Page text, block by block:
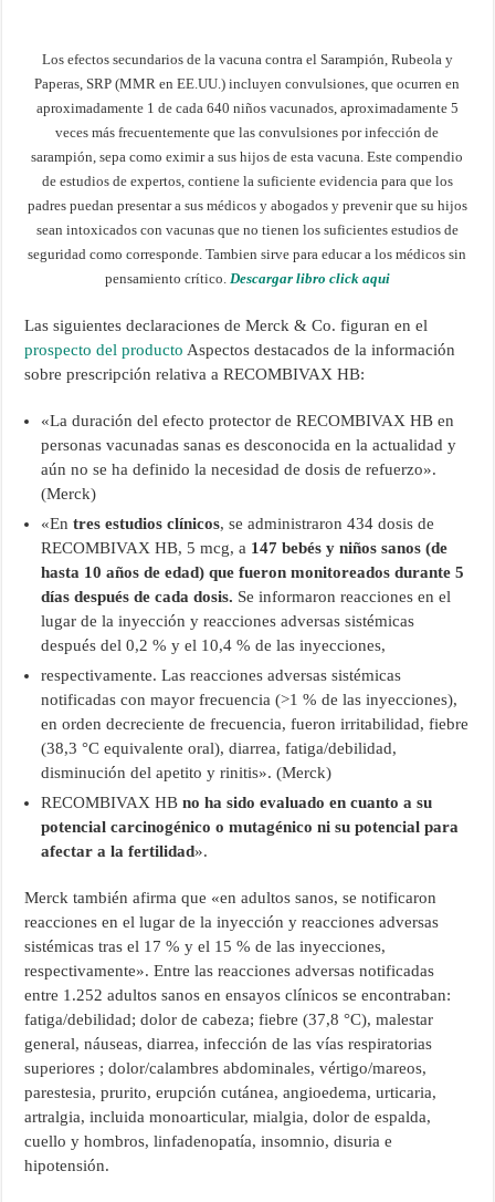
Los efectos secundarios de la vacuna contra el Sarampión, Rubeola y
Paperas, SRP (MMR en EE.UU.) incluyen convulsiones, que ocurren en
aproximadamente 1 de cada 640 niños vacunados, aproximadamente 5
veces más frecuentemente que las convulsiones por infección de
sarampión, sepa como eximir a sus hijos de esta vacuna. Este compendio
de estudios de expertos, contiene la suficiente evidencia para que los
padres puedan presentar a sus médicos y abogados y prevenir que su hijos
sean intoxicados con vacunas que no tienen los suficientes estudios de
seguridad como corresponde. Tambien sirve para educar a los médicos sin
pensamiento crítico. Descargar libro click aqui
Las siguientes declaraciones de Merck & Co. figuran en el
prospecto del producto Aspectos destacados de la información
sobre prescripción relativa a RECOMBIVAX HB:
«La duración del efecto protector de RECOMBIVAX HB en
personas vacunadas sanas es desconocida en la actualidad y
aún no se ha definido la necesidad de dosis de refuerzo».
(Merck)
«Entres estudios clínicos, se administraron 434 dosis de
RECOMBIVAX HB, 5 mcg, a 147 bebés y niños sanos (de
hasta 10 años de edad) que fueron monitoreados durante 5
días después de cada dosis. Se informaron reacciones en el
lugar de la inyección y reacciones adversas sistémicas
después del 0,2 % y el 10,4 % de las inyecciones,
respectivamente. Las reacciones adversas sistémicas
notificadas con mayor frecuencia (>1 % de las inyecciones),
en orden decreciente de frecuencia, fueron irritabilidad, fiebre
(38,3 °C equivalente oral), diarrea, fatiga/debilidad,
disminución del apetito y rinitis». (Merck)
RECOMBIVAX HBno ha sido evaluado en cuanto a su
potencial carcinogénico o mutagénico ni su potencial para
afectar a la fertilidad».
Merck también afirma que «en adultos sanos, se notificaron
reacciones en el lugar de la inyección y reacciones adversas
sistémicas tras el 17 % y el 15 % de las inyecciones,
respectivamente». Entre las reacciones adversas notificadas
entre 1.252 adultos sanos en ensayos clínicos se encontraban:
fatiga/debilidad; dolor de cabeza; fiebre (37,8 °C), malestar
general, náuseas, diarrea, infección de las vías respiratorias
superiores ; dolor/calambres abdominales, vértigo/mareos,
parestesia, prurito, erupción cutánea, angioedema, urticaria,
artralgia, incluida monoarticular, mialgia, dolor de espalda,
cuello y hombros, linfadenopatía, insomnio, disuria e
hipotensión.